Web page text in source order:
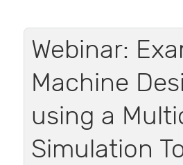
Webinar:
Machine
using a
Simulation